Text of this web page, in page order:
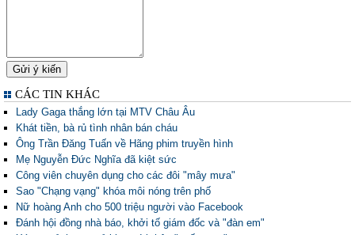
CÁC TIN KHÁC
Lady Gaga thắng lớn tại MTV Châu Âu
Khát tiền, bà rủ tình nhân bán cháu
Ông Trần Đăng Tuấn về Hãng phim truyền hình
Mẹ Nguyễn Đức Nghĩa đã kiệt sức
Công viên chuyên dụng cho các đôi "mây mưa"
Sao "Chạng vạng" khóa môi nóng trên phố
Nữ hoàng Anh cho 500 triệu người vào Facebook
Đánh hội đồng nhà báo, khởi tố giám đốc và "đàn em"